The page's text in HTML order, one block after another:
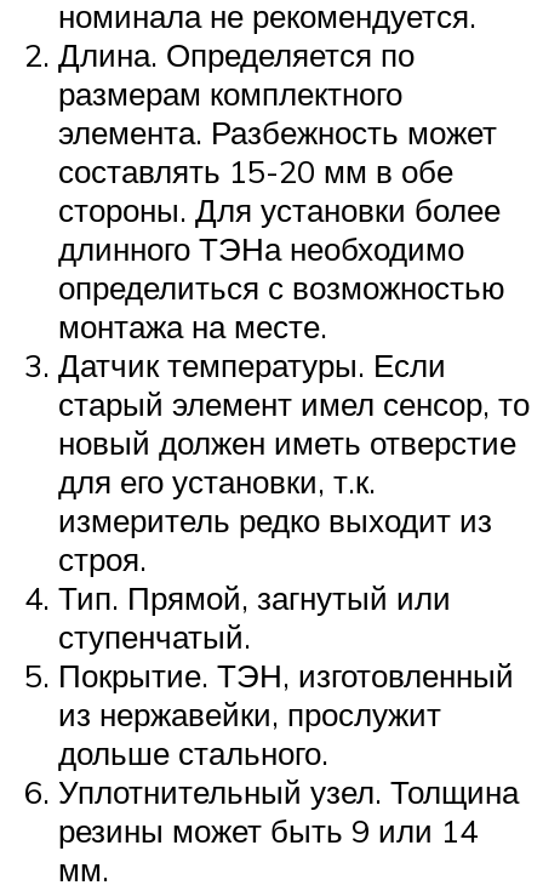
номинала не рекомендуется.
Длина. Определяется по
размерам комплектного
элемента. Разбежность может
составлять 15-20 мм в обе
стороны. Для установки более
длинного ТЭНа необходимо
определиться с возможностью
монтажа на месте.
Датчик температуры. Если
старый элемент имел сенсор, то
новый должен иметь отверстие
для его установки, т.к.
измеритель редко выходит из
строя.
Тип. Прямой, загнутый или
ступенчатый.
Покрытие. ТЭН, изготовленный
из нержавейки, прослужит
дольше стального.
Уплотнительный узел. Толщина
резины может быть 9 или 14
мм.